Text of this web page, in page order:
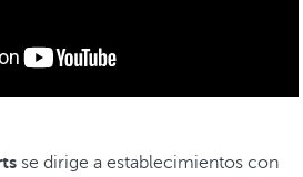
se dirige a establecimientos con